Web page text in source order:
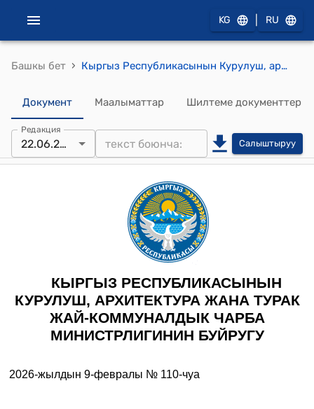
KG RU
Башкы бет › Кыргыз Республикасынын Курулуш, архитектура жана турак жай-коммуналдык чарба министрлигинин 2026-жылдын 9-февралы № 110-чуа "Курулуш иштеринин сметалык наркынын инфляция деңгээлине (керектөө бааларынын индексине) негизделген өзгөрүү индекстерин эсептөө боюнча пилоттук методиканы бекитүү жөнүндө" буйругу
Документ Маалыматтар Шилтеме документтер
Редакция
22.06.2026 Салыштыруу